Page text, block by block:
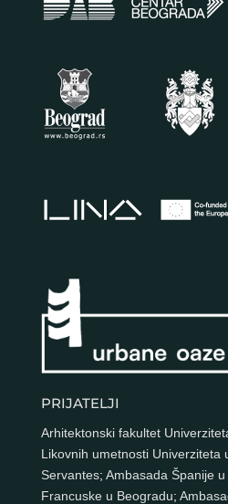
PRIJATELJI
Arhitektonski fakultet
Likovnih umetnosti Univerziteta
Servantes; Ambasada Španije
Francuske u Beogradu;